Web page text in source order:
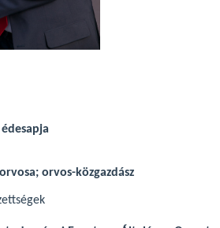
orvos-közgazdász